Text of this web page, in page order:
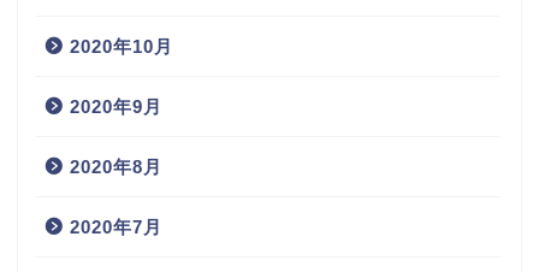
2020年10月
2020年9月
2020年8月
2020年7月